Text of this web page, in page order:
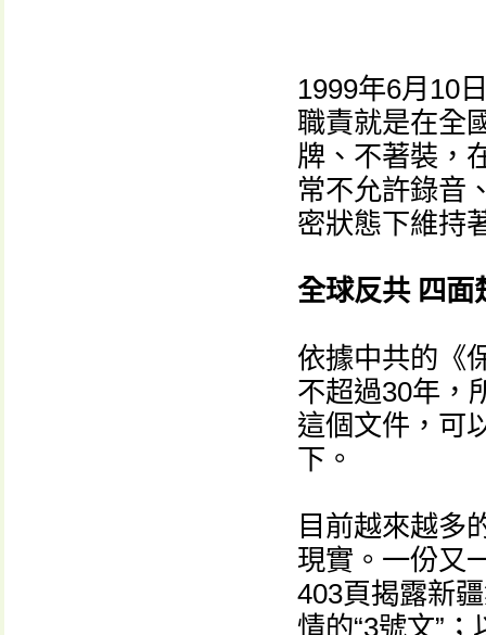
1999年6月10
職責就是在全
牌、不著裝，
常不允許錄音
密狀態下維持
全球反共 四面
依據中共的《
不超過30年，
這個文件，可
下。
目前越來越多
現實。一份又
403頁揭露新
情的“3號文”